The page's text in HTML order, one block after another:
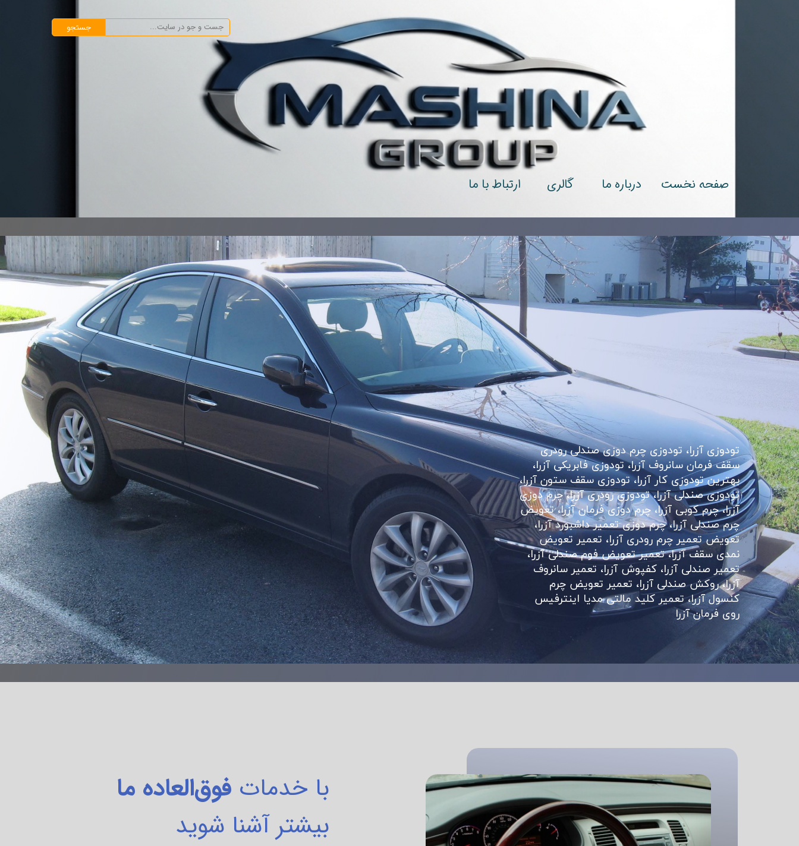
صفحه نخست درباره‌ ما گالری ارتباط با ما
جستجو
تودوزی آزرا، تودوزی چرم دوزی صندلی رودری
سقف فرمان سانروف آزرا، تودوزی فابریکی آزرا،
بهترین تودوزی کار آزرا، تودوزی سقف ستون آزرا،
تودوزی صندلی آزرا، تودوزی رودری آزرا، چرم دوزی
آزرا، چرم کوبی آزرا، چرم دوزی فرمان آزرا، تعویض
چرم صندلی آزرا، چرم دوزی تعمیر داشبورد آزرا،
تعویض تعمیر چرم رودری آزرا، تعمیر تعویض
نمدی سقف آزرا​​​​​​​، تعمیر تعویض فوم صندلی آزرا،
تعمیر صندلی آزرا، کفپوش آزرا، تعمیر سانروف
آزرا، روکش صندلی آزرا، تعمیر تعویض چرم
کنسول آزرا، تعمیر کلید مالتی مدیا اینترفیس
روی فرمان آزرا
با خدمات فوق‌العاده ما
بیشتر آشنا شوید